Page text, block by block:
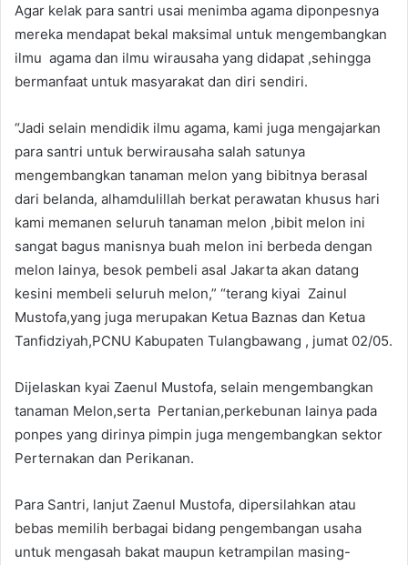
Agar kelak para santri usai menimba agama diponpesnya
mereka mendapat bekal maksimal untuk mengembangkan
ilmu agama dan ilmu wirausaha yang didapat ,sehingga
bermanfaat untuk masyarakat dan diri sendiri.
“Jadi selain mendidik ilmu agama, kami juga mengajarkan
para santri untuk berwirausaha salah satunya
mengembangkan tanaman melon yang bibitnya berasal
dari belanda, alhamdulillah berkat perawatan khusus hari
kami memanen seluruh tanaman melon ,bibit melon ini
sangat bagus manisnya buah melon ini berbeda dengan
melon lainya, besok pembeli asal Jakarta akan datang
kesini membeli seluruh melon,” “terang kiyai Zainul
Mustofa,yang juga merupakan Ketua Baznas dan Ketua
Tanfidziyah,PCNU Kabupaten Tulangbawang , jumat 02/05.
Dijelaskan kyai Zaenul Mustofa, selain mengembangkan
tanaman Melon,serta Pertanian,perkebunan lainya pada
ponpes yang dirinya pimpin juga mengembangkan sektor
Perternakan dan Perikanan.
Para Santri, lanjut Zaenul Mustofa, dipersilahkan atau
bebas memilih berbagai bidang pengembangan usaha
untuk mengasah bakat maupun ketrampilan masing-